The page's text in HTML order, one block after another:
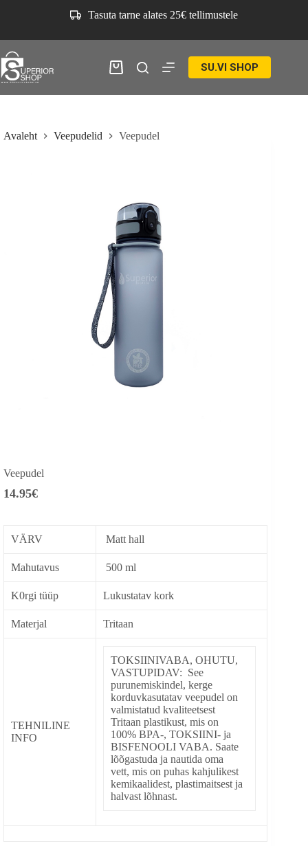
Tasuta tarne alates 25€ tellimustele
Ostukorv SU.VI SHOP
Avaleht Veepudelid Veepudel
Veepudel
14.95€
VÄRV Matt hall
Mahutavus 500 ml
K0rgi tüüp Lukustatav kork
Materjal Tritaan
TEHNILINE
INFO
TOKSIINIVABA, OHUTU,
VASTUPIDAV: See
purunemiskindel, kerge
korduvkasutatav veepudel on
valmistatud kvaliteetsest
Tritaan plastikust, mis on
100% BPA-, TOKSIINI- ja
BISFENOOLI VABA. Saate
lõõgastuda ja nautida oma
vett, mis on puhas kahjulikest
kemikaalidest, plastimaitsest ja
halvast lõhnast.